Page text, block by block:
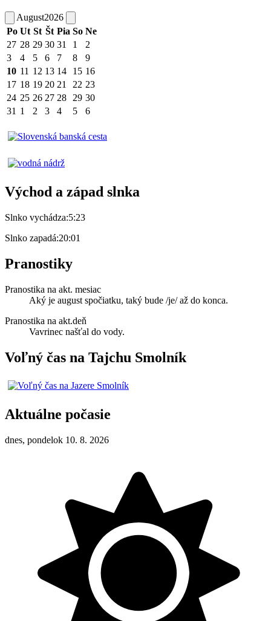
August2026
Po Ut St Št Pia So Ne
27 28 29 30 31 1
2
3
4 5 6 7 8
9
10 11 12 13 14 15 16
17 18 19 20 21 22 23
24 25 26 27 28 29 30
31 1 2 3 4 5 6
Východ a západ slnka
Slnko vychádza:5:23
Slnko zapadá:20:01
Pranostiky
Pranostika na akt. mesiac
Aký je august spočiatku, taký bude /je/ až do konca.
Pranostika na akt.deň
Vavrinec našťal do vody.
Voľný čas na Tajchu Smolník
Aktuálne počasie
dnes, pondelok 10. 8. 2026